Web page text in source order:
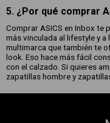
5. ¿Por qué comprar
Comprar ASICS en Inbox te
más vinculada al lifestyle y
multimarca que también te
look. Eso hace más fácil
con el calzado. Si quieres
zapatillas hombre y